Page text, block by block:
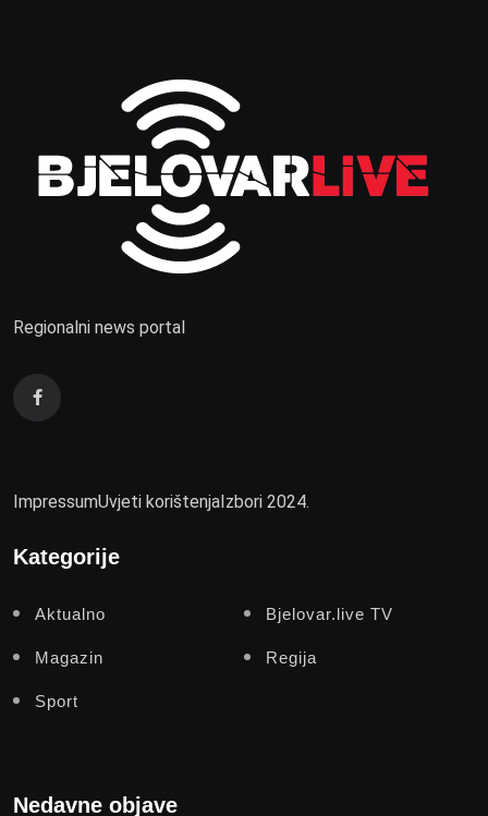
Regionalni news portal
ImpressumUvjeti korištenjaIzbori 2024.
Kategorije
Aktualno Bjelovar.live TV
Magazin Regija
Sport
Nedavne objave